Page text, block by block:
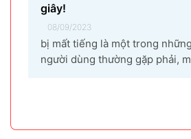
giây!
08/09/2023
bị mất tiếng là một trong
người dùng thường gặp phải,